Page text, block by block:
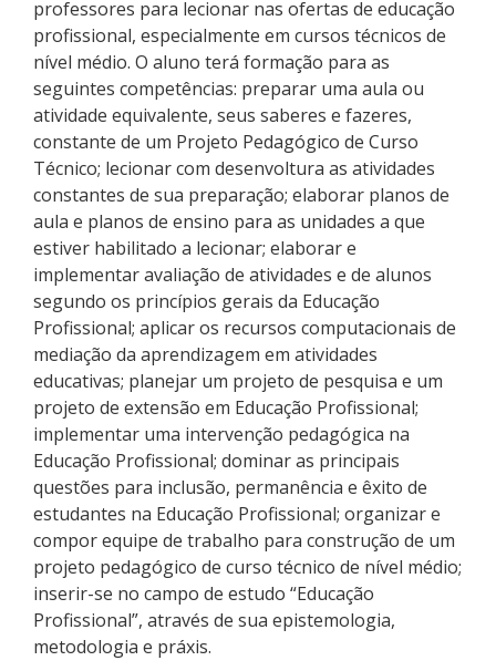
Como posso estudar no IFSC?
Calendário de inscrições
Processos Seletivos
Cotas
Orientações para comprovação de cotas
Inscrições e acompanhamento
Orientações para Matrícula
Estatísticas dos Processos Seletivos
Cadastro de interesse
professores para lecionar nas ofertas de educação
profissional, especialmente em cursos técnicos de
nível médio. O aluno terá formação para as
seguintes competências: preparar uma aula ou
atividade equivalente, seus saberes e fazeres,
constante de um Projeto Pedagógico de Curso
Técnico; lecionar com desenvoltura as atividades
constantes de sua preparação; elaborar planos de
aula e planos de ensino para as unidades a que
estiver habilitado a lecionar; elaborar e
implementar avaliação de atividades e de alunos
segundo os princípios gerais da Educação
Profissional; aplicar os recursos computacionais de
mediação da aprendizagem em atividades
educativas; planejar um projeto de pesquisa e um
projeto de extensão em Educação Profissional;
implementar uma intervenção pedagógica na
Educação Profissional; dominar as principais
questões para inclusão, permanência e êxito de
estudantes na Educação Profissional; organizar e
compor equipe de trabalho para construção de um
projeto pedagógico de curso técnico de nível médio;
inserir-se no campo de estudo “Educação
Profissional”, através de sua epistemologia,
metodologia e práxis.